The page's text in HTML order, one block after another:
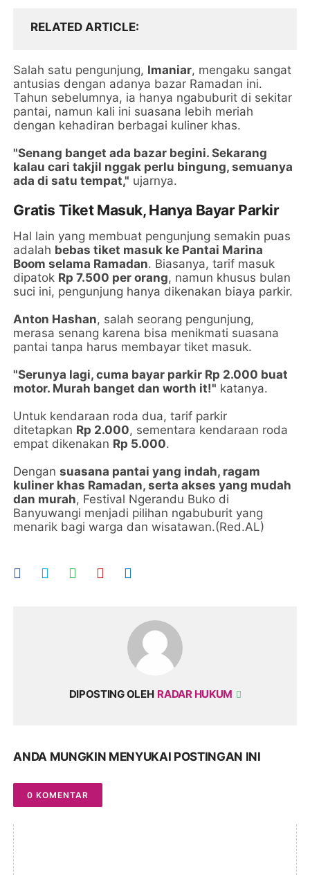
RELATED ARTICLE
Salah satu pengunjung, Imaniar, mengaku sangat
antusias dengan adanya bazar Ramadan ini.
Tahun sebelumnya, ia hanya ngabuburit di sekitar
pantai, namun kali ini suasana lebih meriah
dengan kehadiran berbagai kuliner khas.
"Senang banget ada bazar begini. Sekarang
kalau cari takjil nggak perlu bingung, semuanya
ada di satu tempat," ujarnya.
Gratis Tiket Masuk, Hanya Bayar Parkir
Hal lain yang membuat pengunjung semakin puas
adalah bebas tiket masuk ke Pantai Marina
Boom selama Ramadan. Biasanya, tarif masuk
dipatok Rp 7.500 per orang, namun khusus bulan
suci ini, pengunjung hanya dikenakan biaya parkir.
Anton Hashan, salah seorang pengunjung,
merasa senang karena bisa menikmati suasana
pantai tanpa harus membayar tiket masuk.
"Serunya lagi, cuma bayar parkir Rp 2.000 buat
motor. Murah banget dan worth it!" katanya.
Untuk kendaraan roda dua, tarif parkir
ditetapkan Rp 2.000, sementara kendaraan roda
empat dikenakan Rp 5.000.
Dengansuasana pantai yang indah, ragam
kuliner khas Ramadan, serta akses yang mudah
dan murah, Festival Ngerandu Buko di
Banyuwangi menjadi pilihan ngabuburit yang
menarik bagi warga dan wisatawan.(Red.AL)
DIPOSTING OLEH RADAR HUKUM
ANDA MUNGKIN MENYUKAI POSTINGAN INI
0 KOMENTAR